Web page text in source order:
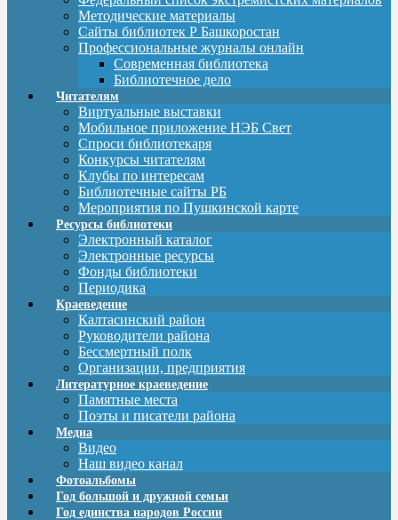
Методические материалы
Сайты библиотек Р Башкоростан
Профессиональные журналы онлайн
Современная библиотека
Библиотечное дело
Читателям
Виртуальные выставки
Мобильное приложение НЭБ Свет
Спроси библиотекаря
Конкурсы читателям
Клубы по интересам
Библиотечные сайты РБ
Мероприятия по Пушкинской карте
Ресурсы библиотеки
Электронный каталог
Электронные ресурсы
Фонды библиотеки
Периодика
Краеведение
Калтасинский район
Руководители района
Бессмертный полк
Организации, предприятия
Литературное краеведение
Памятные места
Поэты и писатели района
Медиа
Видео
Наш видео канал
Фотоальбомы
Год большой и дружной семьи
Год единства народов России